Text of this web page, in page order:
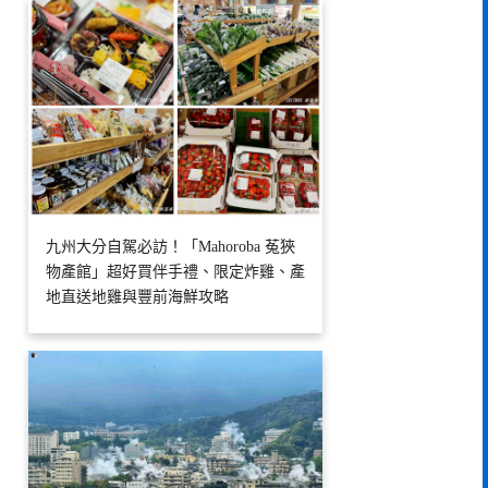
九州大分自駕必訪！「Mahoroba 菟狹
物產館」超好買伴手禮、限定炸雞、產
地直送地雞與豐前海鮮攻略